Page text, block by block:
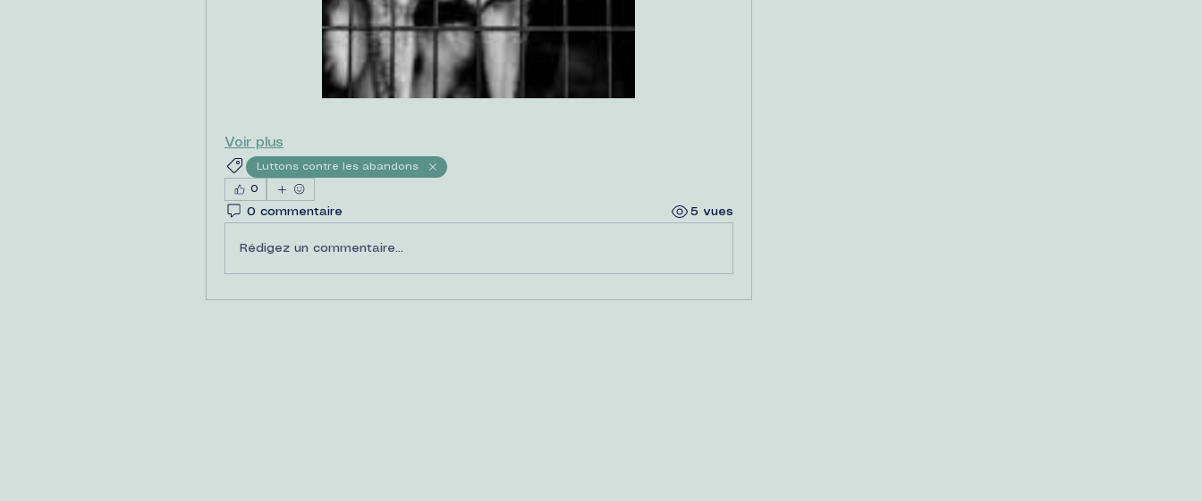
Voir plus
Luttons contre les abandons
0
0 commentaire 5 vues
Rédigez un commentaire...